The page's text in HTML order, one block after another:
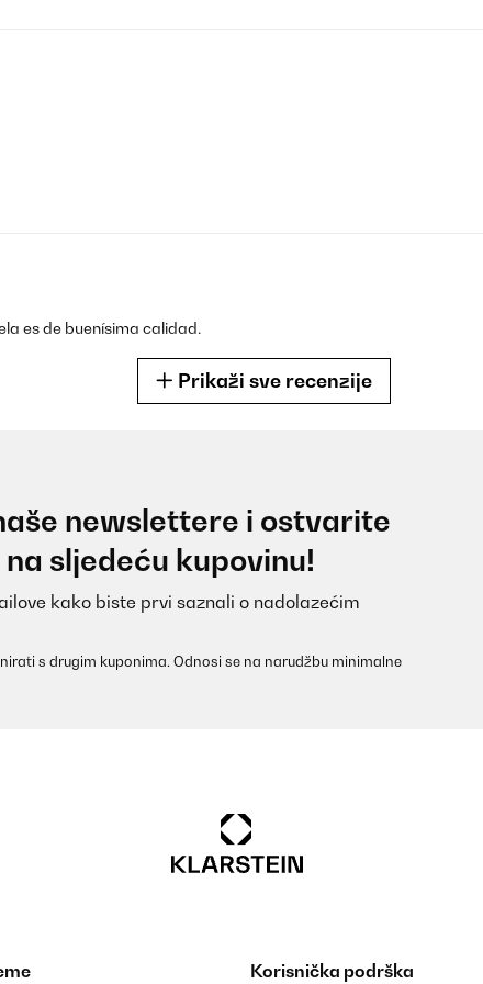
es de buenísima calidad.
Prikaži sve recenzije
newslettere i ostvarite
sljedeću kupovinu!
kako biste prvi saznali o nadolazećim
s drugim kuponima. Odnosi se na narudžbu minimalne
Korisnička podrška